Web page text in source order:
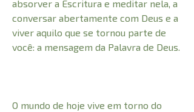
absorver a Escritura e meditar nela, a
conversar abertamente com Deus e a
viver aquilo que se tornou parte de
você: a mensagem da Palavra de Deus.
O mundo de hoje vive em torno do